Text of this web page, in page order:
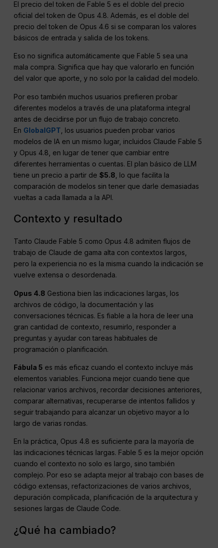
El precio del token de Fable 5 es el doble del precio
oficial del token de Opus 4.8. Además, es el doble del
precio del token de Opus 4.6 si se comparan los valores
básicos de entrada y salida de los tokens.
Eso no significa automáticamente que Fable 5 sea una
mala compra. Significa que hay que valorarlo en función
del valor que aporte, y no solo por la calidad del modelo.
Por eso también muchos usuarios prefieren probar
diferentes modelos a través de una plataforma integral
antes de decidirse por un flujo de trabajo concreto.
En GlobalGPT , los usuarios pueden probar varios
modelos de IA en un mismo lugar, incluidos Claude Fable 5
y Opus 4.8, en lugar de tener que cambiar entre
diferentes herramientas o cuentas. El plan básico de LLM
tiene un precio a partir de$5.8 , lo que facilita la
comparación de modelos sin tener que darle demasiadas
vueltas a cada llamada a la API.
Contexto y resultado
Tanto Claude Fable 5 como Opus 4.8 admiten flujos de
trabajo de Claude de gama alta con contextos largos,
pero la experiencia no es la misma cuando la indicación se
vuelve extensa o desordenada.
Opus 4.8 Gestiona bien las indicaciones largas, los
archivos de código, la documentación y las
conversaciones técnicas. Es fiable a la hora de leer una
gran cantidad de contexto, resumirlo, responder a
preguntas y ayudar con tareas habituales de
programación o planificación.
Fábula 5 es más eficaz cuando el contexto incluye más
elementos variables. Funciona mejor cuando tiene que
relacionar varios archivos, recordar decisiones anteriores,
comparar alternativas, recuperarse de intentos fallidos y
seguir trabajando para alcanzar un objetivo mayor a lo
largo de varias rondas.
En la práctica, Opus 4.8 es suficiente para la mayoría de
las indicaciones técnicas largas. Fable 5 es la mejor opción
cuando el contexto no solo es largo, sino también
complejo. Por eso se adapta mejor al trabajo con bases de
código extensas, refactorizaciones de varios archivos,
depuración complicada, planificación de la arquitectura y
sesiones largas de Claude Code.
¿Qué ha cambiado?